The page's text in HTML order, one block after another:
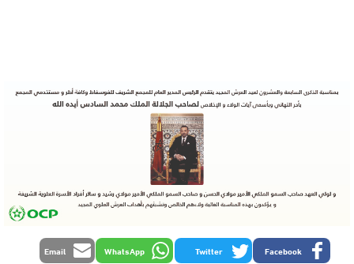
Facebook
Twitter
WhatsApp
Email